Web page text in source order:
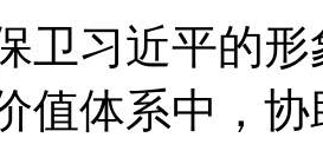
卫习近平的
值体系中，